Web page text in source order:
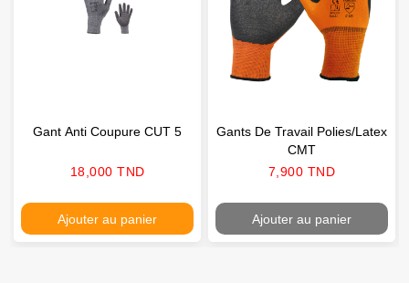
Gant Anti Coupure CUT 5
Prix
18,000 TND
Ajouter au panier
Gants De Travail Polies/latex
CMT
Prix
7,900 TND
Ajouter au panier